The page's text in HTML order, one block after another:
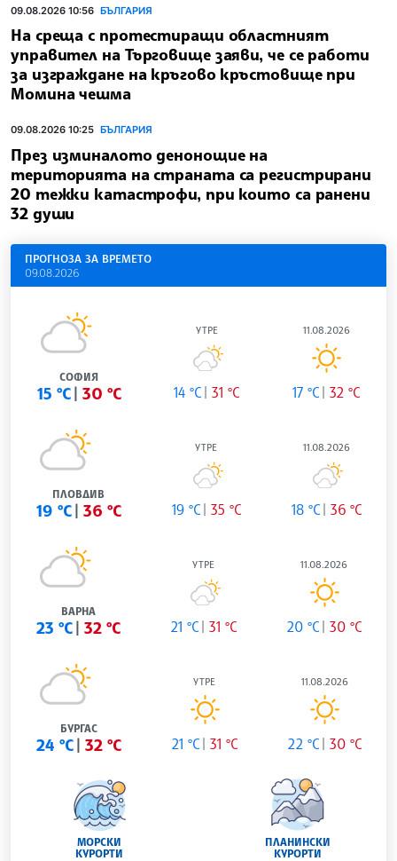
09.08.2026 10:56 БЪЛГАРИЯ
На среща с протестиращи областният
управител на Търговище заяви, че се работи
за изграждане на кръгово кръстовище при
Момина чешма
09.08.2026 10:25 БЪЛГАРИЯ
През изминалото денонощие на
територията на страната са регистрирани
20 тежки катастрофи, при които са ранени
32 души
ПРОГНОЗА ЗА ВРЕМЕТО
09.08.2026
СОФИЯ
15 °C 30 °C
УТРЕ
14 °C 31 °C
11.08.2026
17 °C 32 °C
ПЛОВДИВ
19 °C 36 °C
УТРЕ
19 °C 35 °C
11.08.2026
18 °C 36 °C
ВАРНА
23 °C 32 °C
УТРЕ
21 °C 31 °C
11.08.2026
20 °C 30 °C
БУРГАС
24 °C 32 °C
УТРЕ
21 °C 31 °C
11.08.2026
22 °C 30 °C
МОРСКИ
КУРОРТИ
ПЛАНИНСКИ
КУРОРТИ